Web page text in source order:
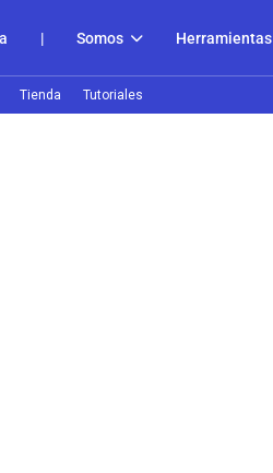
| Somos Herramientas
Tienda Tutoriales